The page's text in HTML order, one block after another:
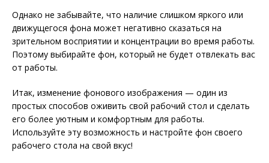
Однако не забывайте, что наличие слишком яркого или
движущегося фона может негативно сказаться на
зрительном восприятии и концентрации во время работы.
Поэтому выбирайте фон, который не будет отвлекать вас
от работы.
Итак, изменение фонового изображения — один из
простых способов оживить свой рабочий стол и сделать
его более уютным и комфортным для работы.
Используйте эту возможность и настройте фон своего
рабочего стола на свой вкус!